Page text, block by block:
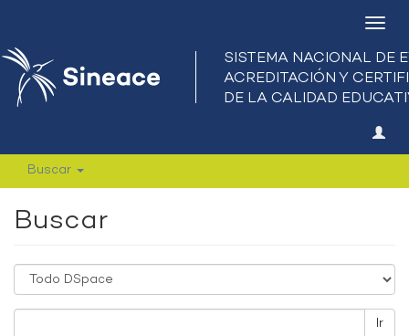
Buscar
Buscar
Ir